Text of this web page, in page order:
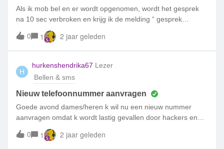
Als ik mob bel en er wordt opgenomen, wordt het gesprek
na 10 sec verbroken en krijg ik de melding “ gesprek
mislukt” . Gebeld worden, geen probleem. Help…..
0 1 2 jaar geleden
H
hurkenshendrika67 Lezer
Bellen & sms
Nieuw telefoonnummer aanvragen
Goede avond dames/heren k wil nu een nieuw nummer
aanvragen omdat k wordt lastig gevallen door hackers en
scammer van Africa en
0 1 2 jaar geleden